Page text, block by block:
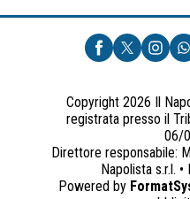
Copyright 2026 Il
registrata presso il
06/
Direttore responsabile:
Napolista s.r.l.
Powered by